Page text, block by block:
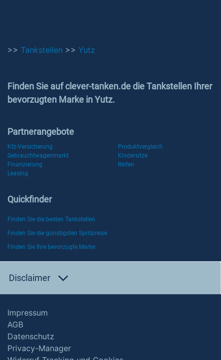
>> Tankstellen >> Yutz
Finden Sie auf clever-tanken.de die Tankstellen Ihrer
bevorzugten Marke in Yutz.
Partnerangebote
Kfz-Versicherung
Produktvergleich
Gebrauchtwagenmarkt
Kindersitze
Finanzierung
Reifen
Leasing
Quickfinder
Finden Sie die besten Tankstellen
Finden Sie die günstigsten Spritpreise
Finden Sie Ihre bevorzugte Marke
Disclaimer
Impressum
AGB
Datenschutz
Privacy-Manager